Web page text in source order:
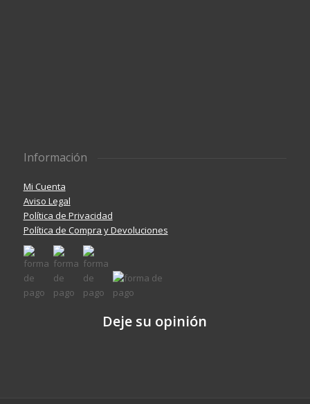
Información
Mi Cuenta
Aviso Legal
Política de Privacidad
Política de Compra y Devoluciones
Deje su opinión